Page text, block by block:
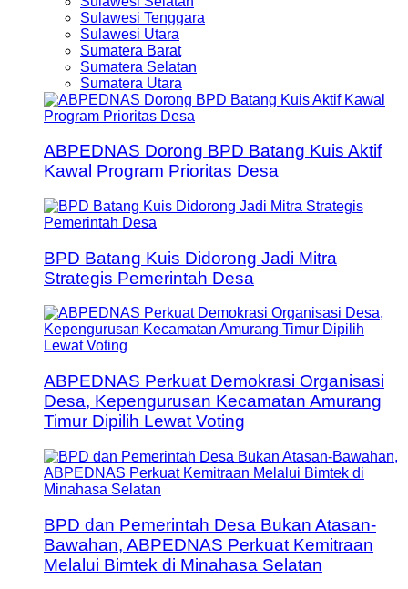
Sulawesi Tenggara
Sulawesi Utara
Sumatera Barat
Sumatera Selatan
Sumatera Utara
ABPEDNAS Dorong BPD Batang Kuis Aktif
Kawal Program Prioritas Desa
BPD Batang Kuis Didorong Jadi Mitra
Strategis Pemerintah Desa
ABPEDNAS Perkuat Demokrasi Organisasi
Desa, Kepengurusan Kecamatan Amurang
Timur Dipilih Lewat Voting
BPD dan Pemerintah Desa Bukan Atasan-
Bawahan, ABPEDNAS Perkuat Kemitraan
Melalui Bimtek di Minahasa Selatan